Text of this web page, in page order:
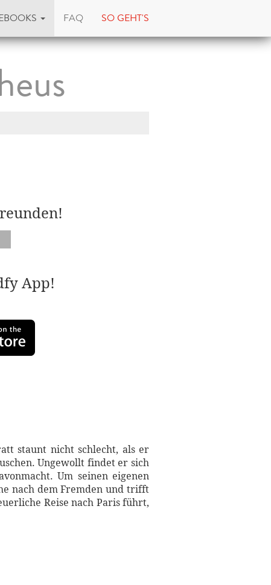
FAQ SO GEHT'S
App!
staunt nicht schlecht, als er
Ungewollt findet er sich
Um seinen eigenen
nach dem Fremden und trifft
Reise nach Paris führt,